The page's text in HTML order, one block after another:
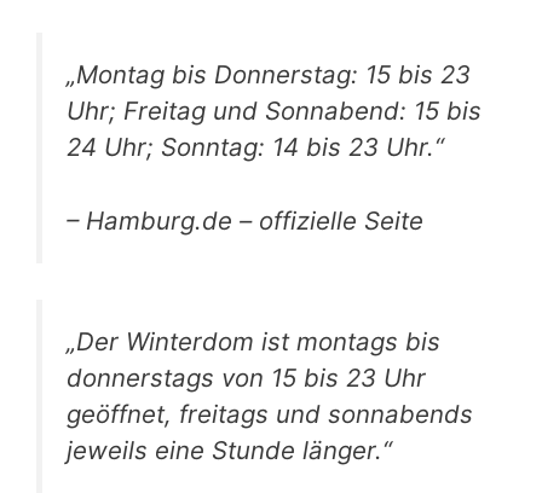
„Montag bis Donnerstag: 15 bis 23
Uhr; Freitag und Sonnabend: 15 bis
24 Uhr; Sonntag: 14 bis 23 Uhr.“
– Hamburg.de – offizielle Seite
„Der Winterdom ist montags bis
donnerstags von 15 bis 23 Uhr
geöffnet, freitags und sonnabends
jeweils eine Stunde länger.“